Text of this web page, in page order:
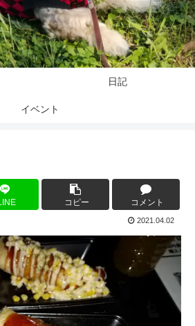
日記
イベント
コピー コメント
2021.04.02